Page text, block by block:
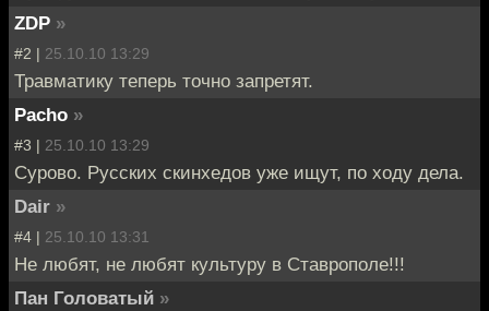
ZDP »
#2 | 25.10.10 13:29
Травматику теперь точно запретят.
Pacho »
#3 | 25.10.10 13:29
Сурово. Русских скинхедов уже ищут, по ходу дела.
Dair »
#4 | 25.10.10 13:31
Не любят, не любят культуру в Ставрополе!!!
Пан Головатый »